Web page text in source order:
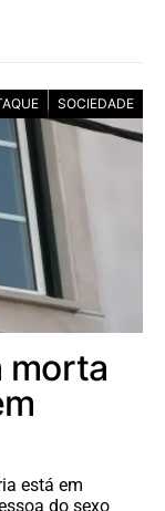
SOCIEDADE
morta
está em
do sexo